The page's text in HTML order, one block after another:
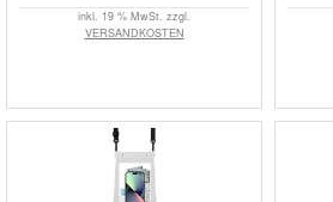
inkl. 19 % MwSt. zzgl.
VERSANDKOSTEN